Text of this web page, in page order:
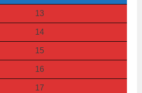
13
14
15
16
17